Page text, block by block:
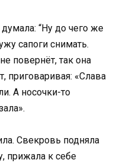
“Ну до чего же
сапоги снимать.
повернёт, так она
приговаривая: «Слава
А носочки-то
Свекровь подняла
прижала к себе